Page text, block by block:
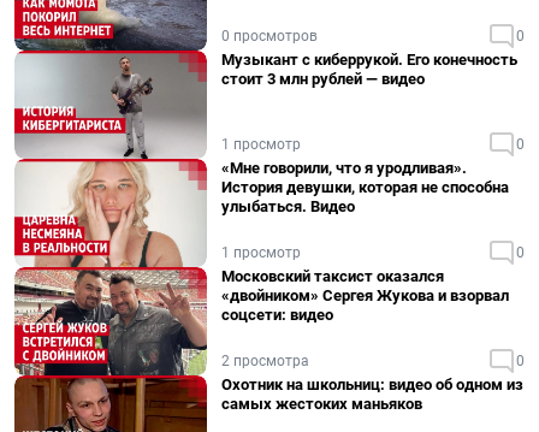
0 просмотров 0
Музыкант с киберрукой. Его конечность
стоит 3 млн рублей — видео
1 просмотр 0
«Мне говорили, что я уродливая».
История девушки, которая не способна
улыбаться. Видео
1 просмотр 0
Московский таксист оказался
«двойником» Сергея Жукова и взорвал
соцсети: видео
2 просмотра 0
Охотник на школьниц: видео об одном из
самых жестоких маньяков